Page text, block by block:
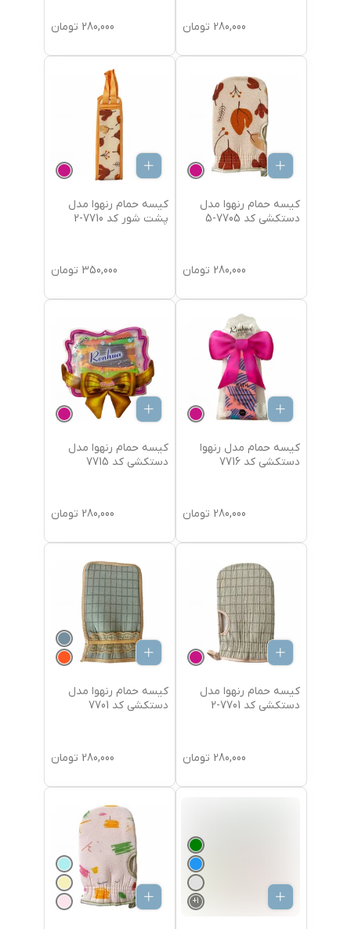
280,000 تومان 280,000 تومان
کیسه حمام رنهوا مدل
دستکشی کد 7705-5
280,000 تومان
کیسه حمام رنهوا مدل
پشت شور کد 7710-2
350,000 تومان
کیسه حمام مدل رنهوا
دستکشی کد 7716
280,000 تومان
کیسه حمام رنهوا مدل
دستکشی کد 7715
280,000 تومان
کیسه حمام رنهوا مدل
دستکشی کد 7701-2
280,000 تومان
کیسه حمام رنهوا مدل
دستکشی کد 7701
280,000 تومان
1
+